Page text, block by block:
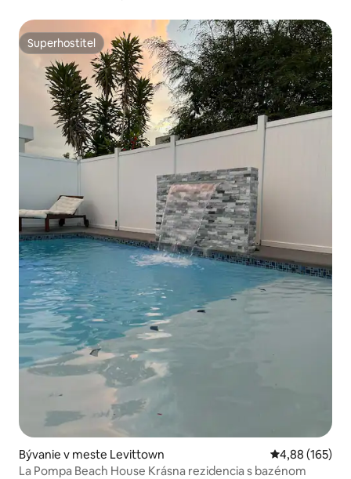
Superhostiteľ
Superhostiteľ
Bývanie v meste Levittown Priemerné
4,88 (165)
La Pompa Beach House Krásna rezidencia s bazénom